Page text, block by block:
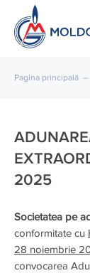
Pagina principală –
2025
Societatea pe
conformitate cu
28 noiembrie
convocarea